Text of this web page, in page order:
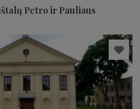
Petro ir Pauliaus